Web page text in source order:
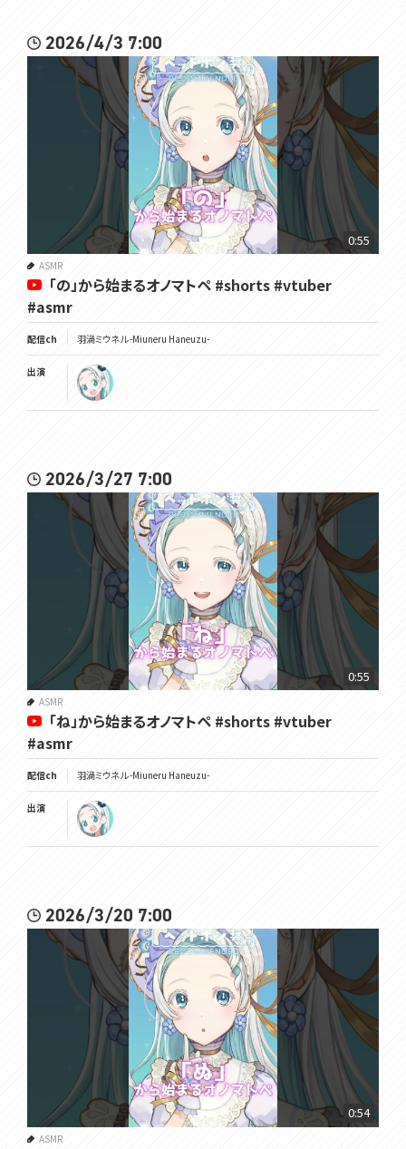
2026/4/3 7:00
0:55
ASMR
「の」から始まるオノマトペ #shorts #vtuber
#asmr
配信ch 羽渦ミウネル -Miuneru Haneuzu-
出演
2026/3/27 7:00
0:55
ASMR
「ね」から始まるオノマトペ #shorts #vtuber
#asmr
配信ch 羽渦ミウネル -Miuneru Haneuzu-
出演
2026/3/20 7:00
0:54
ASMR